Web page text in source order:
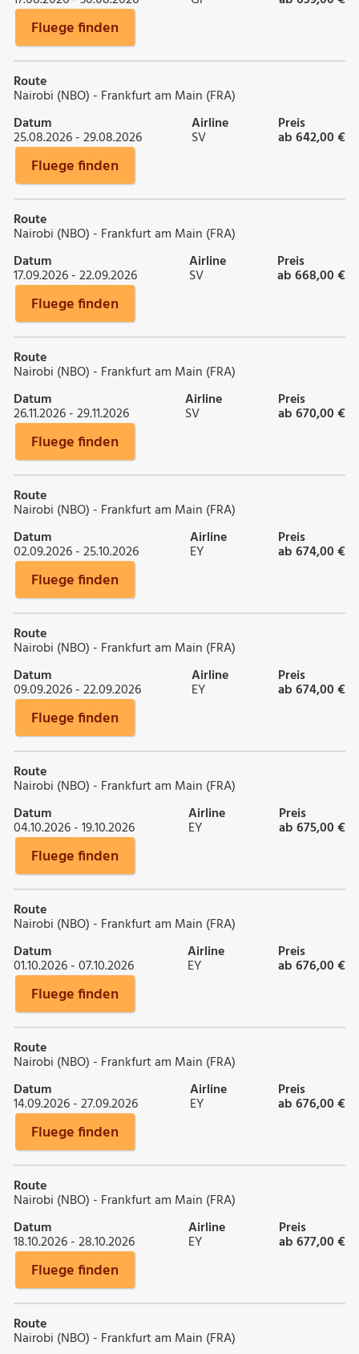
Fluege finden
Route
Nairobi (NBO) - Frankfurt am Main (FRA)
Datum
25.08.2026 - 29.08.2026
Airline
SV
Preis
ab 642,00 €
Fluege finden
Route
Nairobi (NBO) - Frankfurt am Main (FRA)
Datum
17.09.2026 - 22.09.2026
Airline
SV
Preis
ab 668,00 €
Fluege finden
Route
Nairobi (NBO) - Frankfurt am Main (FRA)
Datum
26.11.2026 - 29.11.2026
Airline
SV
Preis
ab 670,00 €
Fluege finden
Route
Nairobi (NBO) - Frankfurt am Main (FRA)
Datum
02.09.2026 - 25.10.2026
Airline
EY
Preis
ab 674,00 €
Fluege finden
Route
Nairobi (NBO) - Frankfurt am Main (FRA)
Datum
09.09.2026 - 22.09.2026
Airline
EY
Preis
ab 674,00 €
Fluege finden
Route
Nairobi (NBO) - Frankfurt am Main (FRA)
Datum
04.10.2026 - 19.10.2026
Airline
EY
Preis
ab 675,00 €
Fluege finden
Route
Nairobi (NBO) - Frankfurt am Main (FRA)
Datum
01.10.2026 - 07.10.2026
Airline
EY
Preis
ab 676,00 €
Fluege finden
Route
Nairobi (NBO) - Frankfurt am Main (FRA)
Datum
14.09.2026 - 27.09.2026
Airline
EY
Preis
ab 676,00 €
Fluege finden
Route
Nairobi (NBO) - Frankfurt am Main (FRA)
Datum
18.10.2026 - 28.10.2026
Airline
EY
Preis
ab 677,00 €
Fluege finden
Route
Nairobi (NBO) - Frankfurt am Main (FRA)